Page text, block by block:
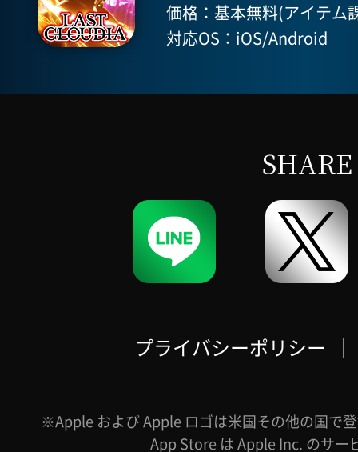
価格：基本無料(アイテム
対応OS：iOS/Android
SHARE
プライバシーポリシー ｜
※Apple および Apple ロゴは米国その他の国で
App Store は Apple Inc. のサー